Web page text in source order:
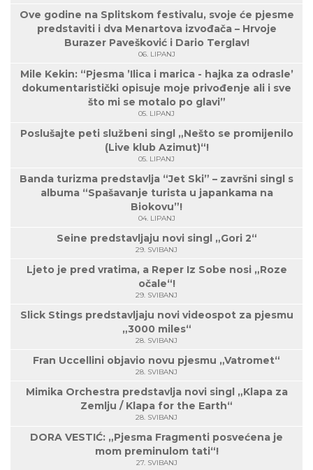
Ove godine na Splitskom festivalu, svoje će pjesme
predstaviti i dva Menartova izvođača – Hrvoje
Burazer Pavešković i Dario Terglav!
06. LIPANJ
Mile Kekin: “Pjesma ’Ilica i marica - hajka za odrasle’
dokumentaristički opisuje moje privođenje ali i sve
što mi se motalo po glavi”
05. LIPANJ
Poslušajte peti službeni singl „Nešto se promijenilo
(Live klub Azimut)“!
05. LIPANJ
Banda turizma predstavlja “Jet Ski” – završni singl s
albuma “Spašavanje turista u japankama na
Biokovu”!
04. LIPANJ
Seine predstavljaju novi singl „Gori 2“
29. SVIBANJ
Ljeto je pred vratima, a Reper Iz Sobe nosi „Roze
očale“!
29. SVIBANJ
Slick Stings predstavljaju novi videospot za pjesmu
„3000 miles“
28. SVIBANJ
Fran Uccellini objavio novu pjesmu „Vatromet“
28. SVIBANJ
Mimika Orchestra predstavlja novi singl „Klapa za
Zemlju / Klapa for the Earth“
28. SVIBANJ
DORA VESTIĆ: „Pjesma Fragmenti posvećena je
mom preminulom tati“!
27. SVIBANJ